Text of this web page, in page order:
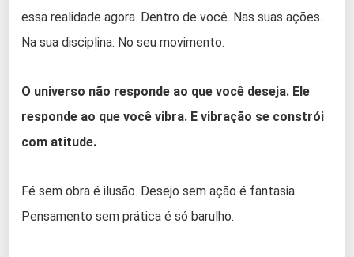
essa realidade agora. Dentro de você. Nas suas ações.
Na sua disciplina. No seu movimento.
O universo não responde ao que você deseja. Ele
responde ao que você vibra. E vibração se constrói
com atitude.
Fé sem obra é ilusão. Desejo sem ação é fantasia.
Pensamento sem prática é só barulho.